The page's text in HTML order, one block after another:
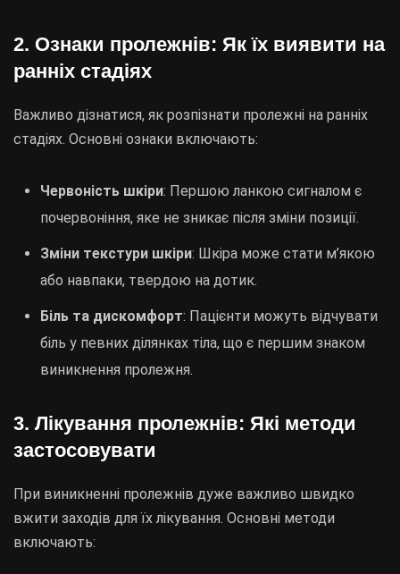
2. Ознаки пролежнів: Як їх виявити на
ранніх стадіях
Важливо дізнатися, як розпізнати пролежні на ранніх
стадіях. Основні ознаки включають:
Червоність шкіри: Першою ланкою сигналом є
почервоніння, яке не зникає після зміни позиції.
Зміни текстури шкіри: Шкіра може стати м’якою
або навпаки, твердою на дотик.
Біль та дискомфорт: Пацієнти можуть відчувати
біль у певних ділянках тіла, що є першим знаком
виникнення пролежня.
3. Лікування пролежнів: Які методи
застосовувати
При виникненні пролежнів дуже важливо швидко
вжити заходів для їх лікування. Основні методи
включають: